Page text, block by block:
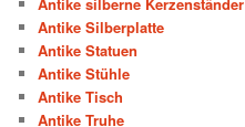
Antike silberne Kerzenständer
Antike Silberplatte
Antike Statuen
Antike Stühle
Antike Tisch
Antike Truhe